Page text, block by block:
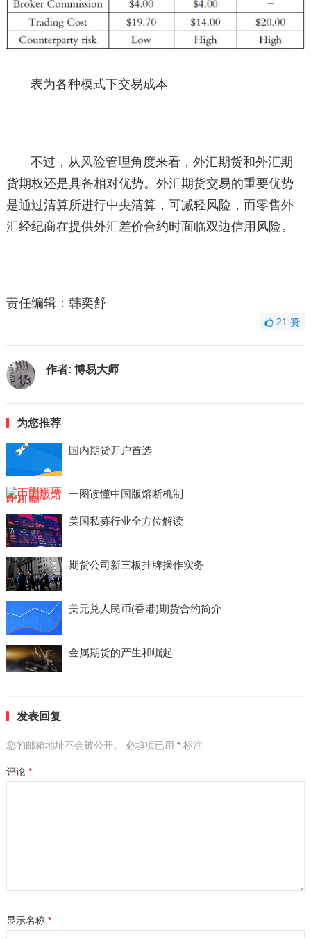
表为各种模式下交易成本
不过，从风险管理角度来看，外汇期货和外汇期
货期权还是具备相对优势。外汇期货交易的重要优势
是通过清算所进行中央清算，可减轻风险，而零售外
汇经纪商在提供外汇差价合约时面临双边信用风险。
责任编辑：韩奕舒
21赞
作者: 博易大师
为您推荐
国内期货开户首选
一图读懂中国版熔断机制
美国私募行业全方位解读
期货公司新三板挂牌操作实务
美元兑人民币(香港)期货合约简介
金属期货的产生和崛起
发表回复
您的邮箱地址不会被公开。 必填项已用 *标注
评论 *
显示名称 *